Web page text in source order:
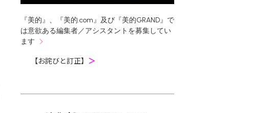
『美的』、『美的.com』及び『美的GRAND』で
は意欲ある編集者／アシスタントを募集してい
ます
【お詫びと訂正】 ＞